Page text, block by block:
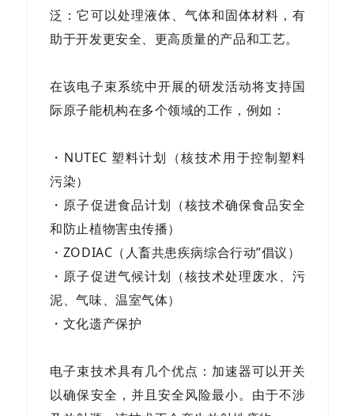
泛：它可以处理液体、气体和固体材料，有
助于开发更安全、更高质量的产品和工艺。
在该电子束系统中开展的研发活动将支持国
际原子能机构在多个领域的工作，例如：
・NUTEC 塑料计划（核技术用于控制塑料
污染）
・原子促进食品计划（核技术确保食品安全
和防止植物害虫传播）
・ZODIAC（人畜共患疾病综合行动”倡议）
・原子促进气候计划（核技术处理废水、污
泥、气味、温室气体）
・文化遗产保护
电子束技术具有几个优点：加速器可以开关
以确保安全，并且安全风险最小。由于不涉